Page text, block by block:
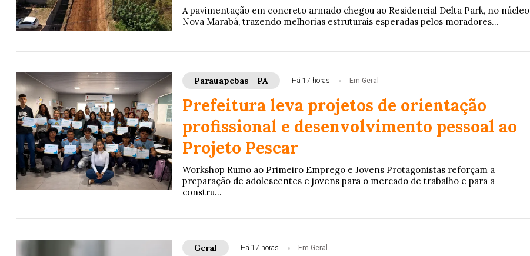
A pavimentação em concreto armado chegou ao Residencial Delta Park, no núcleo
Nova Marabá, trazendo melhorias estruturais esperadas pelos moradores...
Parauapebas - PA Há 17 horas Em Geral
Prefeitura leva projetos de orientação
profissional e desenvolvimento pessoal ao
Projeto Pescar
Workshop Rumo ao Primeiro Emprego e Jovens Protagonistas reforçam a
preparação de adolescentes e jovens para o mercado de trabalho e para a
constru...
Geral Há 17 horas Em Geral